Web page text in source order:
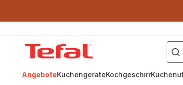
AngeboteKüchengeräteKochgeschirr